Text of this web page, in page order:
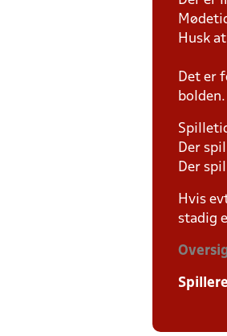
Husk
Det er
bolden.
Der
Der
Hvis
stadig